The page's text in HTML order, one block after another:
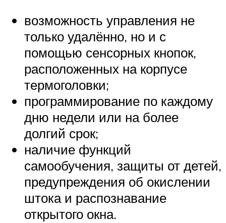
возможность управления не
только удалённо, но и с
помощью сенсорных кнопок,
расположенных на корпусе
термоголовки;
программирование по каждому
дню недели или на более
долгий срок;
наличие функций
самообучения, защиты от детей,
предупреждения об окислении
штока и распознавание
открытого окна.